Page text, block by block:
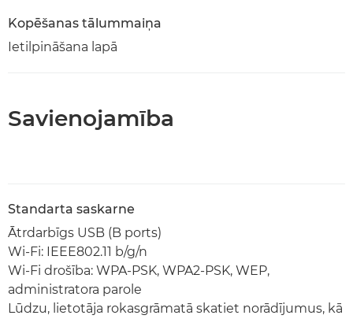
Kopēšanas tālummaiņa
Ietilpināšana lapā
Savienojamība
Standarta saskarne
Ātrdarbīgs USB (B ports)
Wi-Fi: IEEE802.11 b/g/n
Wi-Fi drošība: WPA-PSK, WPA2-PSK, WEP,
administratora parole
Lūdzu, lietotāja rokasgrāmatā skatiet norādījumus, kā